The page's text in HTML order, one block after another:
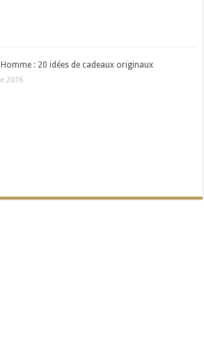
Homme : 20 idées de cadeaux originaux
2016